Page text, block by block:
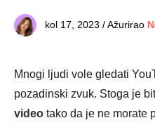
kol 17, 2023 / Ažurirao
Mnogi ljudi vole gledati
pozadinski zvuk. Stoga je
video tako da je ne morate